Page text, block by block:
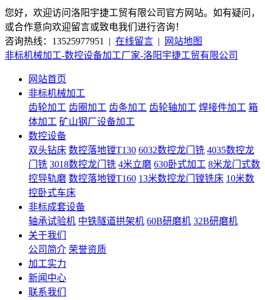
您好，欢迎访问洛阳宇捷工贸有限公司官方网站。如有疑问，
或合作意向欢迎留言或致电我们进行咨询！
咨询热线：13525977951 | 在线留言 |
网站地图
非标机械加工-数控设备加工厂家-洛阳宇捷工贸有限公司
网站首页
非标机械加工
齿轮加工 齿圈加工 齿条加工 齿轮轴加工 焊接件加工 箱
体加工 矿山钢厂设备加工
数控设备
双头钻床 数控落地镗T130 6032数控龙门铣 4035数控龙
门铣 3018数控龙门铣 4米立磨 630卧式加工 8米龙门式数
控导轨磨 数控落地镗T160 13米数控龙门镗铣床 10米数
控卧式车床
非标成套设备
轴承试验机 中铁隧道拱架机 60B研磨机 32B研磨机
关于我们
公司简介 荣誉资质
加工实力
新闻中心
联系我们